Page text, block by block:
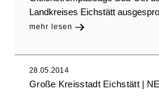
Landkreises Eichstätt
mehr lesen
28.05.2014
Große Kreisstadt Eichstätt